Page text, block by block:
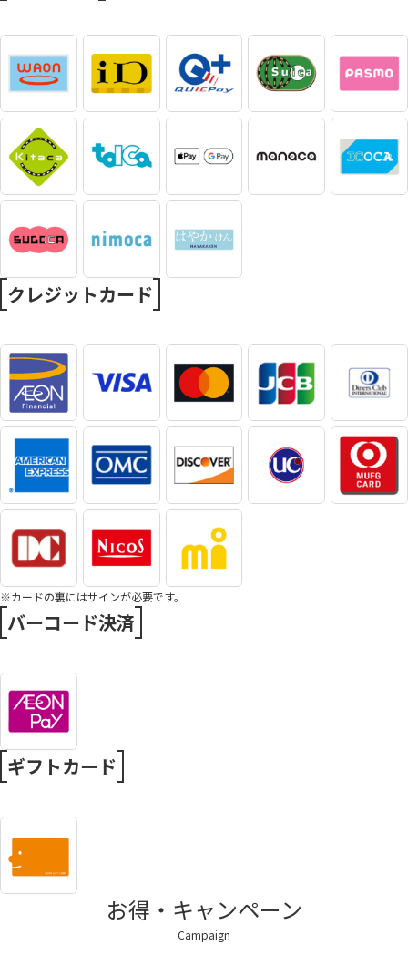
クレジットカード
※カードの裏にはサインが必要です。
バーコード決済
ギフトカード
お得・キャンペーン
Campaign